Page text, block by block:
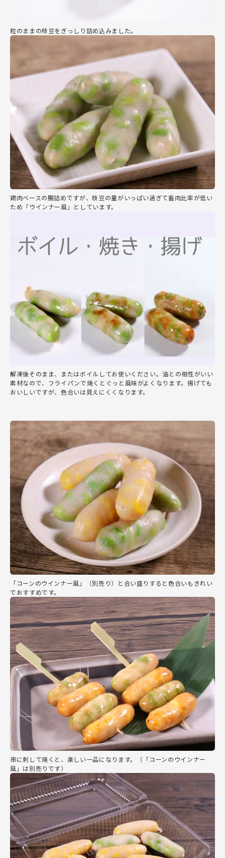
粒のままの枝豆をぎっしり詰め込みました。
鶏肉ベースの腸詰めですが、枝豆の量がいっぱい過ぎて畜肉比率が低い
ため「ウインナー風」としています。
解凍後そのまま、またはボイルしてお使いください。油との相性がいい
素材なので、フライパンで焼くとぐっと風味がよくなります。揚げても
おいしいですが、色合いは見えにくくなります。
「コーンのウインナー風」（別売り）と合い盛りすると色合いもきれい
でおすすめです。
串に刺して焼くと、楽しい一品になります。（「コーンのウインナー
風」は別売りです）